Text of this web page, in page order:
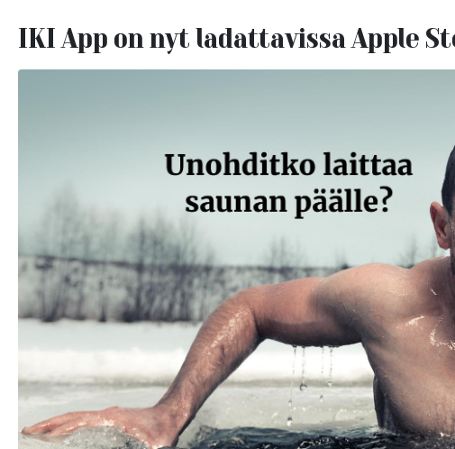
IKI App on nyt ladattavissa Apple